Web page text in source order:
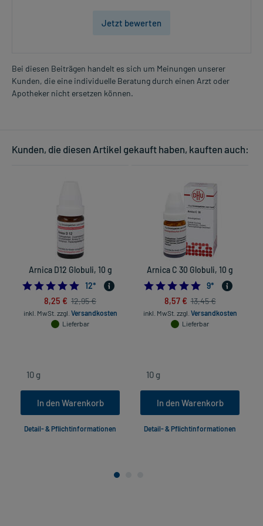
Jetzt bewerten
Bei diesen Beiträgen handelt es sich um Meinungen unserer
Kunden, die eine individuelle Beratung durch einen Arzt oder
Apotheker nicht ersetzen können.
Kunden, die diesen Artikel gekauft haben, kauften auch:
Arnica D12 Globuli, 10 g
5.0
12*
8,25 € 12,95 €
inkl. MwSt. zzgl. Versandkosten
Lieferbar
In den Warenkorb
Detail- & Pflichtinformationen
Arnica C 30 Globuli, 10 g
9*
8,57 € 13,45 €
inkl. MwSt. zzgl. Versandkosten
Lieferbar
In den Warenkorb
Detail- & Pflichtinformationen